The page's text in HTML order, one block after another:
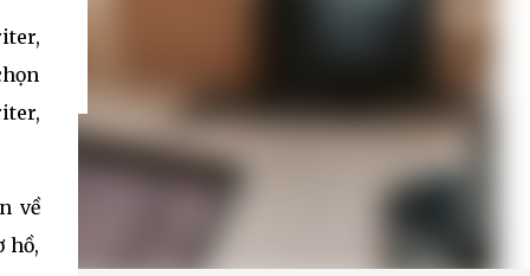
về
hồ,